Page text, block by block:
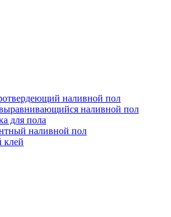
наливной пол
наливной пол
для пола
наливной пол
клей